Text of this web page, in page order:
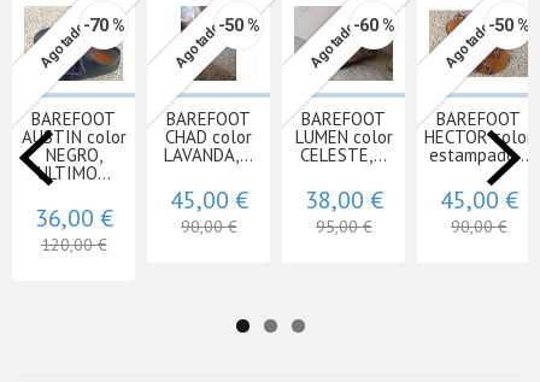
Agotado-70 %
BAREFOOT
AUSTIN color
NEGRO,
ULTIMO...
36,00 €
120,00 €
Agotado-50 %
BAREFOOT
CHAD color
LAVANDA,...
45,00 €
90,00 €
Agotado-60 %
BAREFOOT
LUMEN color
CELESTE,...
38,00 €
95,00 €
Agotado-50 %
BAREFOOT
HECTOR color
estampado...
45,00 €
90,00 €